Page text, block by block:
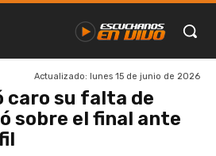
Actualizado: lunes 15 de junio de 2026
caro su falta de
sobre el final ante